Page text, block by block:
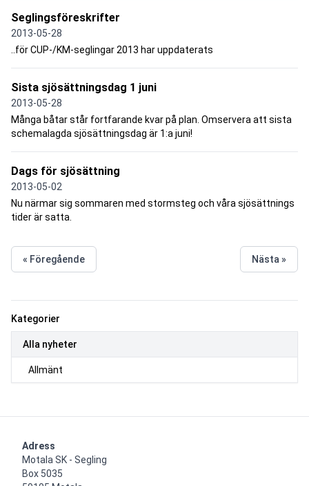
Kategorier
Alla nyheter
Allmänt
Seglingsföreskrifter
2013-05-28
..för CUP-/KM-seglingar 2013 har uppdaterats
Sista sjösättningsdag 1 juni
2013-05-28
Många båtar står fortfarande kvar på plan. Omservera att sista
schemalagda sjösättningsdag är 1:a juni!
Dags för sjösättning
2013-05-02
Nu närmar sig sommaren med stormsteg och våra sjösättnings
tider är satta.
« Föregående Nästa »
Adress
Motala SK - Segling
Box 5035